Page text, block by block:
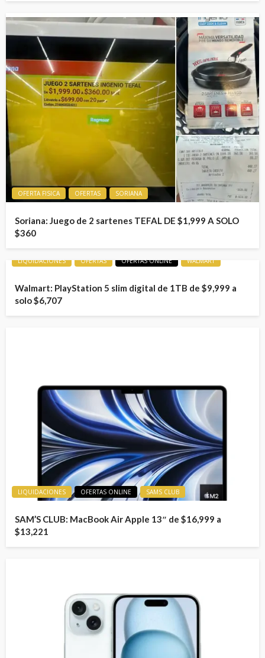
OFERTA FISICA OFERTAS SORIANA
Soriana: Juego de 2 sartenes TEFAL DE $1,999 A SOLO
$360
LIQUIDACIONES OFERTAS OFERTAS ONLINE WALMART
Walmart: PlayStation 5 slim digital de 1TB de $9,999 a
solo $6,707
LIQUIDACIONES OFERTAS ONLINE SAMS CLUB
SAM’S CLUB: MacBook Air Apple 13″ de $16,999 a
$13,221